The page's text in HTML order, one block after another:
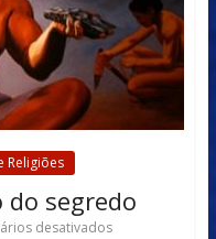
Religiões
do segredo
desativados